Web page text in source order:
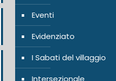
Eventi
Evidenziato
I Sabati del villaggio
Intersezionale